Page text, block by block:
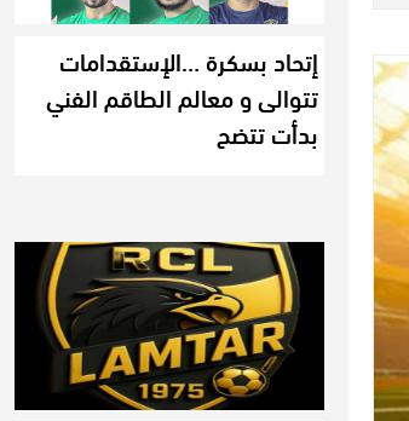
إتحاد بسكرة …الإستقدامات
تتوالى و معالم الطاقم الفني
بدأت تتضح